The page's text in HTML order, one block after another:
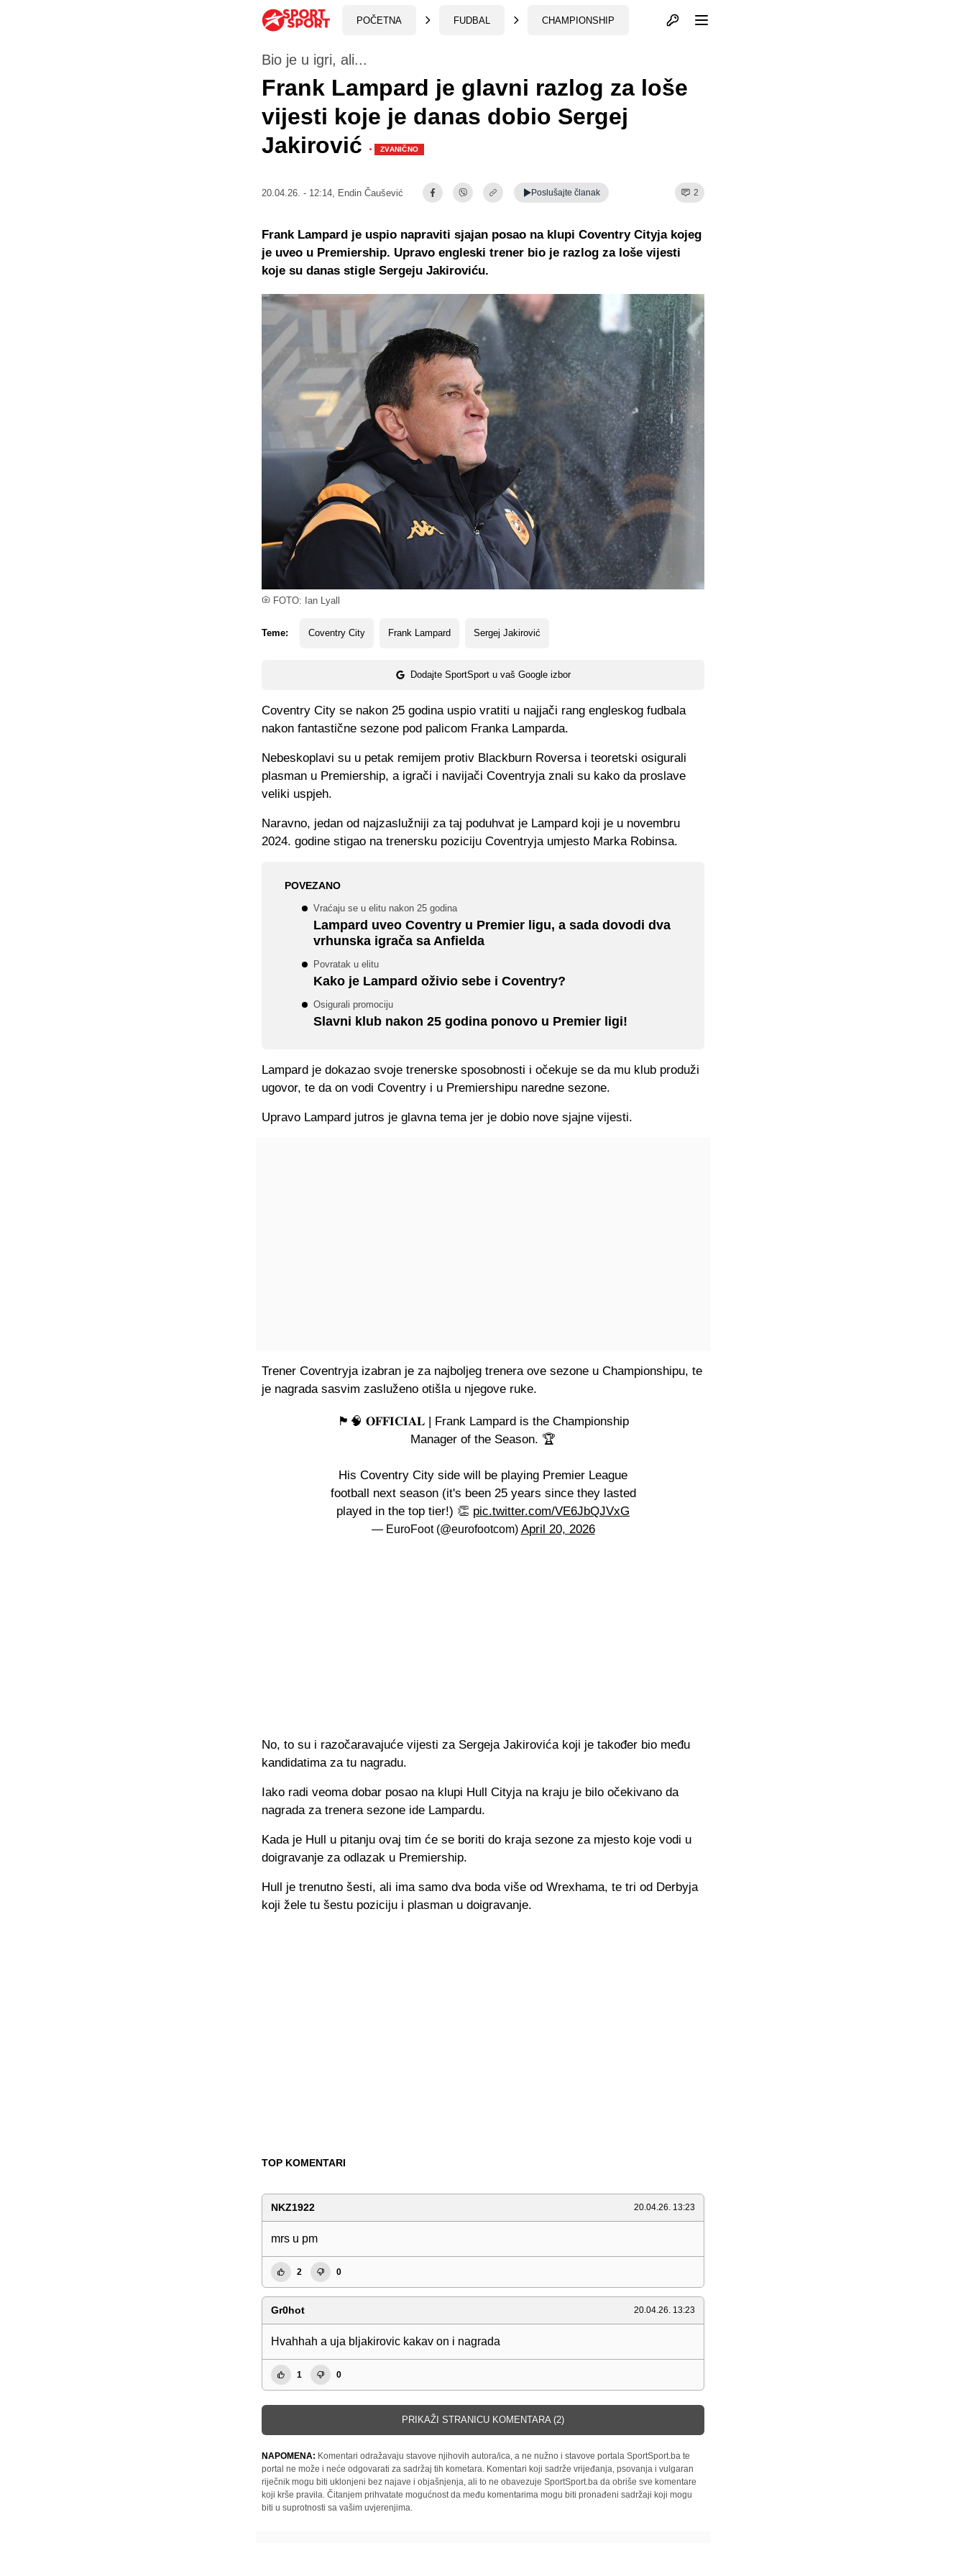
POČETNA FUDBAL CHAMPIONSHIP Otvori profil
FOTO: Ian Lyall
Bio je u igri, ali...
Frank Lampard je glavni razlog za loše
vijesti koje je danas dobio Sergej
Jakirović · ZVANIČNO
20.04.26. - 12:14, Endin Čaušević Poslušajte članak 2
Teme: Coventry City Frank Lampard Sergej Jakirović
Dodajte SportSport u vaš Google izbor
Frank Lampard je uspio napraviti sjajan posao na klupi Coventry Cityja kojeg
je uveo u Premiership. Upravo engleski trener bio je razlog za loše vijesti
koje su danas stigle Sergeju Jakiroviću.
Coventry City se nakon 25 godina uspio vratiti u najjači rang engleskog fudbala
nakon fantastične sezone pod palicom Franka Lamparda.
Nebeskoplavi su u petak remijem protiv Blackburn Roversa i teoretski osigurali
plasman u Premiership, a igrači i navijači Coventryja znali su kako da proslave
veliki uspjeh.
Naravno, jedan od najzaslužniji za taj poduhvat je Lampard koji je u novembru
2024. godine stigao na trenersku poziciju Coventryja umjesto Marka Robinsa.
POVEZANO
Vraćaju se u elitu nakon 25 godina
Lampard uveo Coventry u Premier ligu, a sada dovodi dva
vrhunska igrača sa Anfielda
Povratak u elitu
Kako je Lampard oživio sebe i Coventry?
Osigurali promociju
Slavni klub nakon 25 godina ponovo u Premier ligi!
Lampard je dokazao svoje trenerske sposobnosti i očekuje se da mu klub produži
ugovor, te da on vodi Coventry i u Premiershipu naredne sezone.
Upravo Lampard jutros je glavna tema jer je dobio nove sjajne vijesti.
Trener Coventryja izabran je za najboljeg trenera ove sezone u Championshipu, te
je nagrada sasvim zasluženo otišla u njegove ruke.
🏴󠁧󠁢󠁥󠁮󠁧󠁿🧠 𝐎𝐅𝐅𝐈𝐂𝐈𝐀𝐋 | Frank Lampard is the Championship
Manager of the Season. 🏆
His Coventry City side will be playing Premier League
football next season (it's been 25 years since they lasted
played in the top tier!) 👏 pic.twitter.com/VE6JbQJVxG
— EuroFoot (@eurofootcom) April 20, 2026
No, to su i razočaravajuće vijesti za Sergeja Jakirovića koji je također bio među
kandidatima za tu nagradu.
Iako radi veoma dobar posao na klupi Hull Cityja na kraju je bilo očekivano da
nagrada za trenera sezone ide Lampardu.
Kada je Hull u pitanju ovaj tim će se boriti do kraja sezone za mjesto koje vodi u
doigravanje za odlazak u Premiership.
Hull je trenutno šesti, ali ima samo dva boda više od Wrexhama, te tri od Derbyja
koji žele tu šestu poziciju i plasman u doigravanje.
TOP KOMENTARI
NKZ1922 20.04.26. 13:23
mrs u pm
2 0
Gr0hot 20.04.26. 13:23
Hvahhah a uja bljakirovic kakav on i nagrada
1 0
PRIKAŽI STRANICU KOMENTARA (2)
NAPOMENA: Komentari odražavaju stavove njihovih autora/ica, a ne nužno i stavove portala SportSport.ba te
portal ne može i neće odgovarati za sadržaj tih kometara. Komentari koji sadrže vrijeđanja, psovanja i vulgaran
riječnik mogu biti uklonjeni bez najave i objašnjenja, ali to ne obavezuje SportSport.ba da obriše sve komentare
koji krše pravila. Čitanjem prihvatate mogućnost da među komentarima mogu biti pronađeni sadržaji koji mogu
biti u suprotnosti sa vašim uvjerenjima.